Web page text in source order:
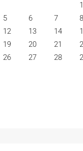
1
5 6 7 8
12 13 14
19 20 21
26 27 28